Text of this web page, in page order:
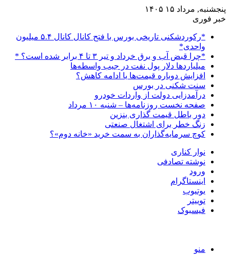
پنجشنبه, مرداد ۱۵ ۱۴۰۵
خبر فوری
*رکوردشکنی تاریخی بورس با فتح کانال کانال ۵.۴ میلیون
واحدی*
*چرا قبض آب و برق خرداد و تیر ۳ تا ۴ برابر شده است؟ *
میلیاردها دلار پول نفت در جیب واسطه‌ها
افزایش دوباره قیمت‌ها یا ادامه کاهش؟
سنت شکنی در بورس
درآمدزایی دولت از واردات خودرو
صفحه نخست روزنامه‌ها – شنبه ۱۰ مرداد
دور باطل قیمت گذاری بنزین
زنگ خطر برای اشتغال صنعتی
کوچ سرمایه‌گذاران به سمت خرید «خانه دوم»؟
نوار کناری
نوشته تصادفی
ورود
اینستاگرام
یوتیوب
توییتر
فیسبوک
منو